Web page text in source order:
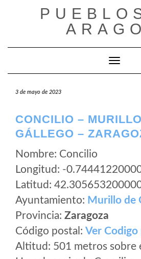
Cambiar
3 de mayo de 2023
CONCILIO –
GÁLLEGO –
Nombre: Concilio
Longitud: -
Latitud:
Ayuntamiento: Murillo de
Provincia: Zaragoza
Código postal: Ver Codigo
Altitud: 501 metros sobre